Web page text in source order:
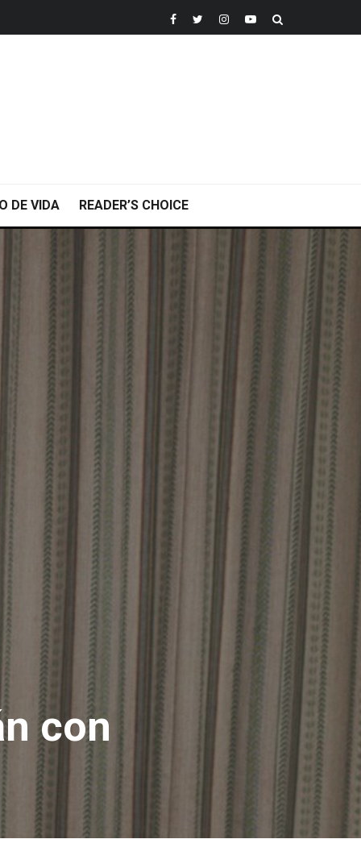
DE VIDA READER’S CHOICE
con